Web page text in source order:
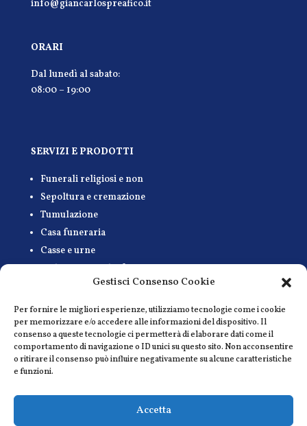
Gestisci Consenso Cookie
Per fornire le migliori esperienze, utilizziamo tecnologie come i cookie
per memorizzare e/o accedere alle informazioni del dispositivo. Il
consenso a queste tecnologie ci permetterà di elaborare dati come il
comportamento di navigazione o ID unici su questo sito. Non acconsentire
o ritirare il consenso può influire negativamente su alcune caratteristiche
e funzioni.
Accetta
info@giancarlospreafico.it
ORARI
Dal lunedì al sabato:
08:00 – 19:00
SERVIZI E PRODOTTI
Funerali religiosi e non
Sepoltura e cremazione
Tumulazione
Casa funeraria
Casse e urne
Disbrigo pratiche funerarie
Trasporto salma
Vestizione salma
Fiori e addobbi
Accompagnamento musicale
Necrologi e affissioni
Cremazione Animali